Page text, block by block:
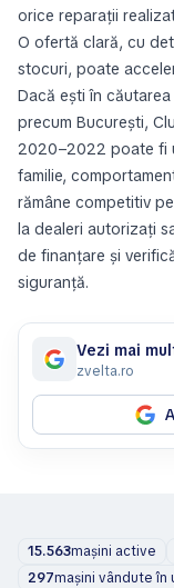
orice reparații
O ofertă clară, cu
stocuri, poate
Dacă ești în
precum București,
2020–2022 poate fi
familie,
rămâne competitiv
la dealeri autorizați
de finanțare și
siguranță.
Vezi mai
zvelta.ro
15.563mașini active
297mașini vândute în